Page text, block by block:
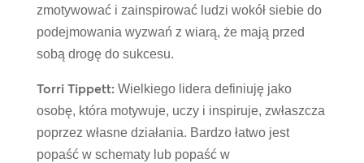
zmotywować i zainspirować ludzi wokół siebie do
podejmowania wyzwań z wiarą, że mają przed
sobą drogę do sukcesu.
Torri Tippett:Wielkiego lidera definiuję jako
osobę, która motywuje, uczy i inspiruje, zwłaszcza
poprzez własne działania. Bardzo łatwo jest
popaść w schematy lub popaść w